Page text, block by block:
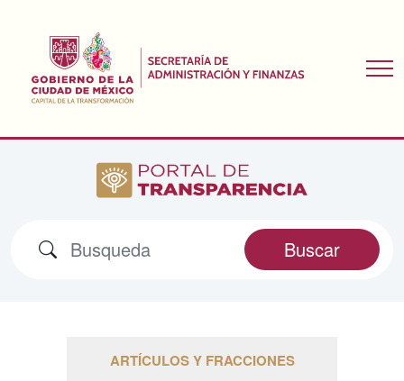
Buscar
ARTÍCULOS Y FRACCIONES